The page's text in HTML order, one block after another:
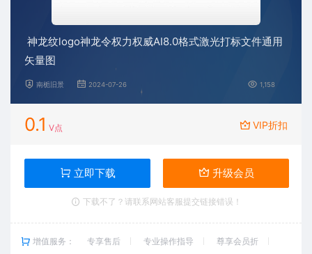
神龙纹logo神龙令权力权威AI8.0格式激光打标文件通用
矢量图
南栀旧景 2024-07-26 1,158
0.1 V点 VIP折扣
立即下载 升级会员
下载不了？请联系网站客服提交链接错误！
增值服务： 专享售后 专业操作指导 尊享会员折